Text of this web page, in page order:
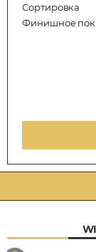
Сортировка
Финишное